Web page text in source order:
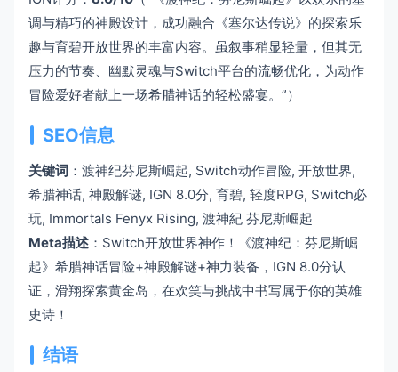
调与精巧的神殿设计，成功融合《塞尔达传说》的探索乐
趣与育碧开放世界的丰富内容。虽叙事稍显轻量，但其无
压力的节奏、幽默灵魂与Switch平台的流畅优化，为动作
冒险爱好者献上一场希腊神话的轻松盛宴。”）
SEO信息
关键词 ：渡神纪芬尼斯崛起, Switch动作冒险, 开放世界,
希腊神话, 神殿解谜, IGN 8.0分, 育碧, 轻度RPG, Switch必
玩, Immortals Fenyx Rising, 渡神紀 芬尼斯崛起
Meta描述 ：Switch开放世界神作！《渡神纪：芬尼斯崛
起》希腊神话冒险+神殿解谜+神力装备，IGN 8.0分认
证，滑翔探索黄金岛，在欢笑与挑战中书写属于你的英雄
史诗！
结语